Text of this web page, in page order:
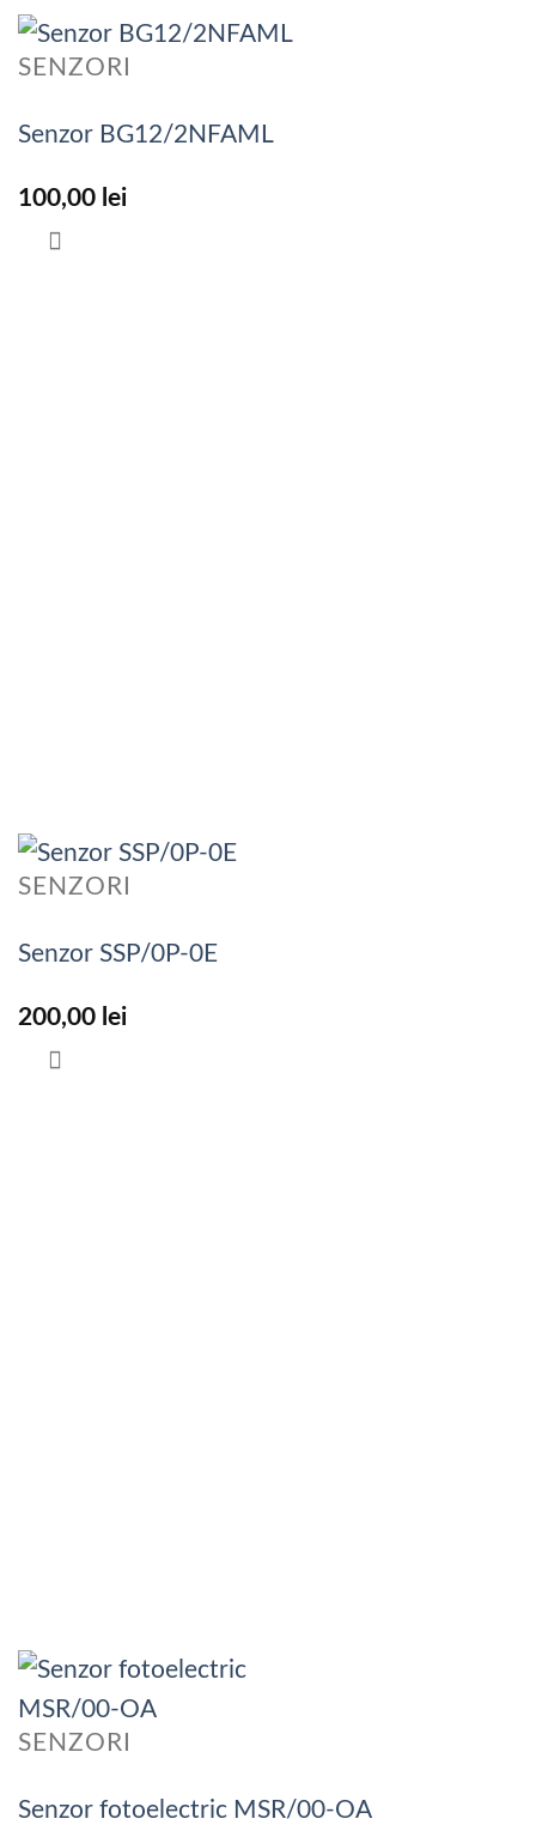
SENZORI
Senzor BG12/2NFAML
100,00 lei
SENZORI
Senzor SSP/0P-0E
200,00 lei
SENZORI
Senzor fotoelectric MSR/00-OA